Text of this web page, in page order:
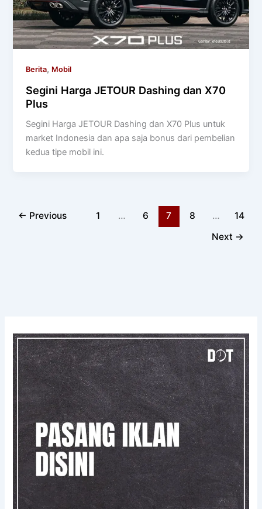
Berita, Mobil
Segini Harga JETOUR Dashing dan X70
Plus
Segini Harga JETOUR Dashing dan X70 Plus untuk
market Indonesia dan apa saja bonus dari pembelian
kedua tipe mobil ini.
← Previous 1 … 6 7 8 …
14
Next →